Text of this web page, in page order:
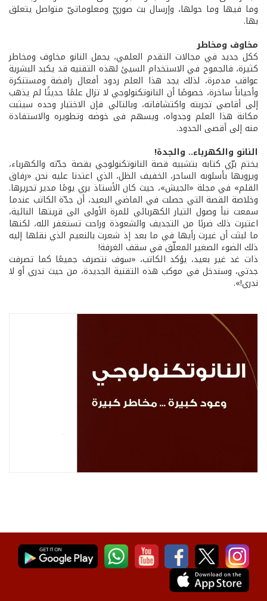
وما فيها وما حولها، وإرسال بث صوريّ ومعلوماتيّ متواصل يتعلق
بها.
مخاوف ومخاطر
ككل جديد في مجالات التقدم العلمي، يحمل النانو مخاوف ومخاطر
كثيرة، فالجموح في الاستخدام السيئ لهذه التقنيه قد يكبد البشرية
عواقب مدمرة، لذلك يجد هذا العلم ردود أفعال رافضة ومستنكرة
وأحياناً ساخرة، خصوصًا أن النانوتكنولوجي لا تزال علمًا حديثًا لم يذهب
إلى أقاصي تجربته واكتشافاته، وبالتالي فإن الاختبار وحده سيثبت
مكانة هذا العلم وجدواه، ويسهم فى خوضه وتطويره والاستفادة
منه إلى أقصى الحدود.
النانو والكهرباء.. والجدة!
يختم برّي كتابه بتشبيه قصة النانوتكنولوجي بقصة جدّته والكهرباء،
ويرويها بأسلوبه الساحر، الخفيف الظل، الذي اعتدنا عليه نحن «رفاق
القلم» في مجلة «الجيش»، حيث كان الأستاذ بري يومًا مدير تحريرها.
وخلاصة القصة التي حصلت في الماضي البعيد، أن جدّة الكاتب عندما
سمعت نبأ وصول التيار الكهربائي للمرة الأولى الى قريتها النائية،
اعتبرت ذلك ضربًا من التجديف والشعوذة وراحت تستغفر الله، لكنها
ما لبثت أن غيرت رأيها في ما بعد إذ شعرت بالنعيم الذي نقلها إليه
ذلك الضوء الصغير المعلّق في سقف الغرفة!
ذات غد غير بعيد، يؤكد الكاتب، «سوف نتصرف جميعًا كما تصرفت
جدتي، وسندخل في موكب هذه التقنية الجديدة، من حيث ندري أو لا
ندري!».